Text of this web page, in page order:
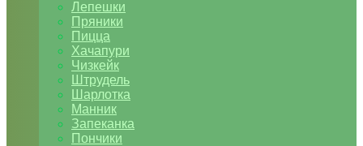
Лепешки
Пряники
Пицца
Хачапури
Чизкейк
Штрудель
Шарлотка
Манник
Запеканка
Пончики